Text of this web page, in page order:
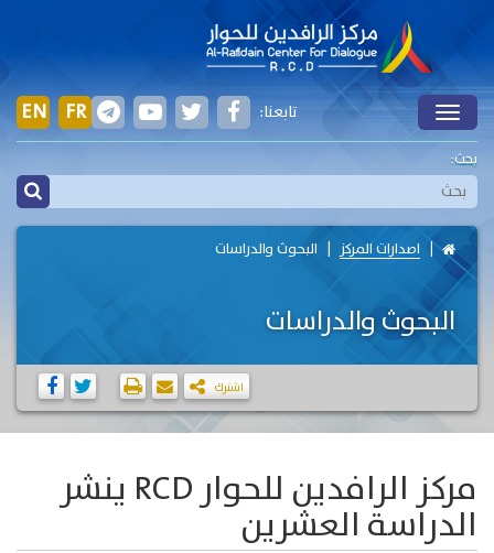
Toggle
EN FR تابعنا:
بحث:
اصدارات المركز البحوث والدراسات
البحوث والدراسات
اشترك
مركز الرافدين للحوار RCD ينشر
الدراسة العشرين